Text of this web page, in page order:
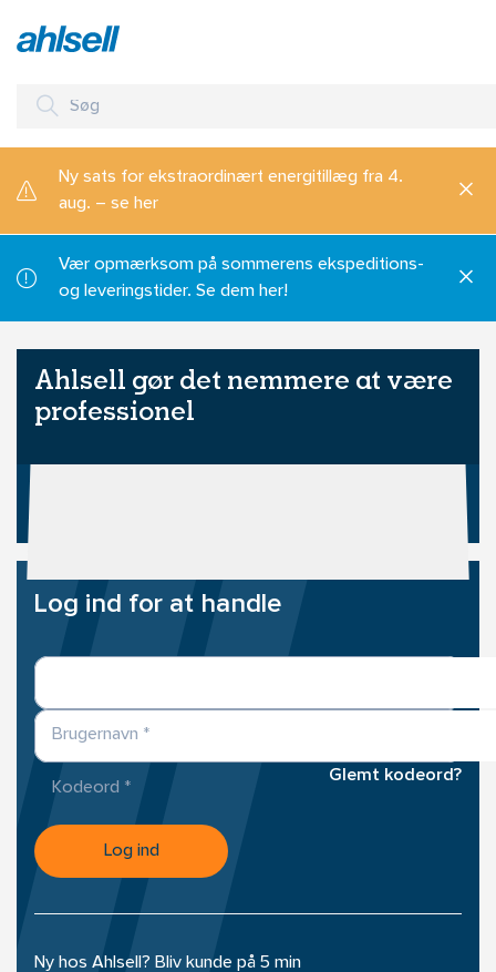
Ny sats for ekstraordinært energitillæg fra 4.
aug. – se her
Vær opmærksom på sommerens ekspeditions-
og leveringstider. Se dem her!
Log ind for at handle
Brugernavn
Kodeord
Glemt kodeord?
Log ind
Ny hos Ahlsell? Bliv kunde på 5 min
Ahlsell gør det nemmere at være
professionel